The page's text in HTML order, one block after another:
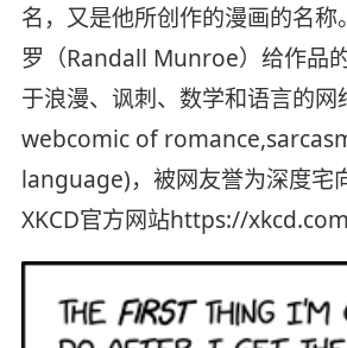
名，又是他所创作的漫画的名称
罗（Randall Munroe）给作品
于浪漫、讽刺、数学和语言的网
webcomic of
language)，被网友誉为深度宅
XKCD官方网站https://